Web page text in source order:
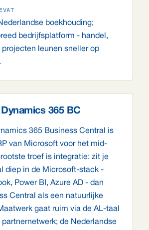
boekhouding;
bedrijfsplatform - handel,
projecten leunen sneller op
365 BC
365 Business Central is
van Microsoft voor het mid-
troef is integratie: zit je
diep in de Microsoft-stack -
Power BI, Azure AD - dan
Central als een natuurlijke
gaat ruim via de AL-taal
partnernetwerk; de Nederlandse